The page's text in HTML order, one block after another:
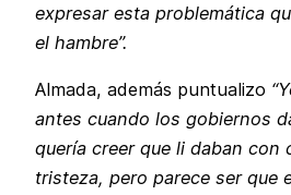
expresar esta problemática
el hambre”.
Almada, además puntualizo
antes cuando los gobiernos
quería creer que li daban con
tristeza, pero parece ser que